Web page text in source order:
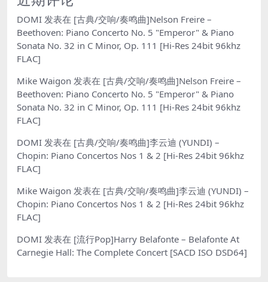
DOMI 发表在 [古典/交响/奏鸣曲]Nelson Freire –
Beethoven: Piano Concerto No. 5 "Emperor" & Piano
Sonata No. 32 in C Minor, Op. 111 [Hi-Res 24bit 96khz
FLAC]
Mike Waigon 发表在 [古典/交响/奏鸣曲]Nelson Freire –
Beethoven: Piano Concerto No. 5 "Emperor" & Piano
Sonata No. 32 in C Minor, Op. 111 [Hi-Res 24bit 96khz
FLAC]
DOMI 发表在 [古典/交响/奏鸣曲]李云迪 (YUNDI) –
Chopin: Piano Concertos Nos 1 & 2 [Hi-Res 24bit 96khz
FLAC]
Mike Waigon 发表在 [古典/交响/奏鸣曲]李云迪 (YUNDI) –
Chopin: Piano Concertos Nos 1 & 2 [Hi-Res 24bit 96khz
FLAC]
DOMI 发表在 [流行Pop]Harry Belafonte – Belafonte At
Carnegie Hall: The Complete Concert [SACD ISO DSD64]